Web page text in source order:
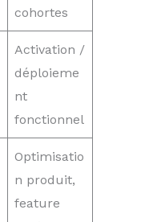
cohortes
Activation /
déploieme
nt
fonctionnel
Optimisatio
n produit,
feature